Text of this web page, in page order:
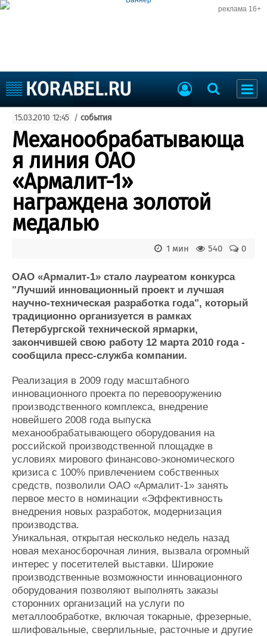
реклама 16+
Судоходство
Судоремонт
События
Порты
Рыболовство
ВМФ
Образование
Яхты и катера
Еще
Компании
Репутация
Работа
Крюинг
Журнал
Реклама
Доска объявлений
Оборудование
Изделия
Материалы
Услуги
Конференции
Выставки и семинары
Личности
Словарь
Флот
Галерея флота
Форум
Отзывы
Все службы
15.03.2010 12:45 / события
Механообрабатывающа
я линия ОАО
«Армалит-1»
награждена золотой
медалью
0
540
1 мин
ОАО «Армалит-1» стало лауреатом конкурса
"Лучший инновационный проект и лучшая
научно-техническая разработка года", который
традиционно организуется в рамках
Петербургской технической ярмарки,
закончившей свою работу 12 марта 2010 года -
сообщила пресс-служба компании.
Реализация в 2009 году масштабного
инновационного проекта по перевооружению
производственного комплекса, внедрение
новейшего 2008 года выпуска
механообрабатывающего оборудования на
российской производственной площадке в
условиях мирового финансово-экономического
кризиса с 100% привлечением собственных
средств, позволили ОАО «Армалит-1» занять
первое место в номинации «Эффективность
внедрения новых разработок, модернизация
производства.
Уникальная, открытая несколько недель назад
новая механосборочная линия, вызвала огромный
интерес у посетителей выставки. Широкие
производственные возможности инновационного
оборудования позволяют выполнять заказы
сторонних организаций на услуги по
металлообработке, включая токарные, фрезерные,
шлифовальные, сверлильные, расточные и другие